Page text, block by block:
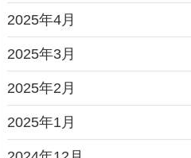
2025年4月
2025年3月
2025年2月
2025年1月